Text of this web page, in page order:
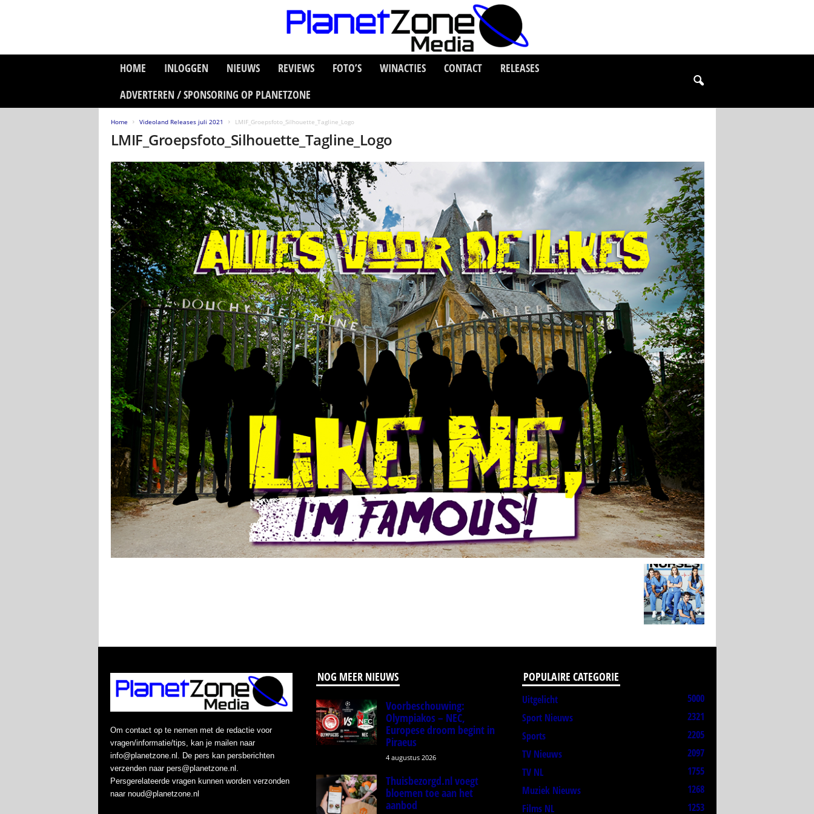
HOME INLOGGEN NIEUWS REVIEWS FOTO’S WINACTIES CONTACT
RELEASES
ADVERTEREN / SPONSORING OP PLANETZONE
Home Videoland Releases juli 2021 LMIF_Groepsfoto_Silhouette_Tagline_Logo
LMIF_Groepsfoto_Silhouette_Tagline_Logo
Om contact op te nemen met de redactie voor
vragen/informatie/tips, kan je mailen naar
info@planetzone.nl. De pers kan persberichten
verzenden naar pers@planetzone.nl.
Persgerelateerde vragen kunnen worden verzonden
naar noud@planetzone.nl
NOG MEER NIEUWS
Voorbeschouwing:
Olympiakos – NEC,
Europese droom begint in
Piraeus
4 augustus 2026
Thuisbezorgd.nl voegt
bloemen toe aan het
aanbod
POPULAIRE CATEGORIE
Uitgelicht
5000
Sport Nieuws
2321
Sports
2205
TV Nieuws
2097
TV NL
1755
Muziek Nieuws
1268
Films NL
1253